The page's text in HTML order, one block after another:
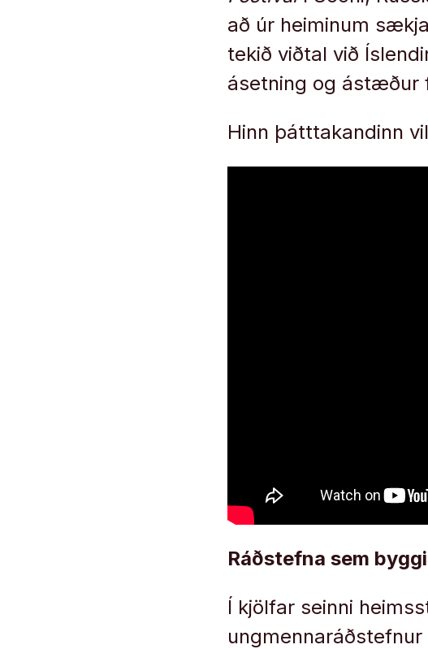
að úr heiminum
tekið viðtal við
ásetning og ástæður
Hinn þátttakandinn
Ráðstefna sem
Í kjölfar seinni